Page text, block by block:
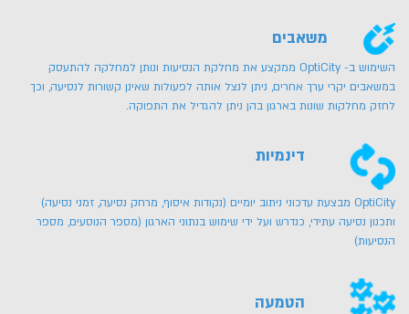
משאבים
השימוש ב- OptiCity ממקצע את מחלקת הנסיעות ונותן למחלקה להתעסק
במשאבים יקרי ערך אחרים, ניתן לנצל אותה לפעולות שאינן קשורות לנסיעה, וכך
לחזק מחלקות שונות בארגון בהן ניתן להגדיל את התפוקה.
דינמיות
OptiCity מבצעת עדכוני ניתוב יומיים (נקודות איסוף, מרחק נסיעה, זמני נסיעה)
ותכנון נסיעה עתידי, כנדרש ועל ידי שימוש בנתוני הארגון (מספר הנוסעים, מספר
הנסיעות)
הטמעה